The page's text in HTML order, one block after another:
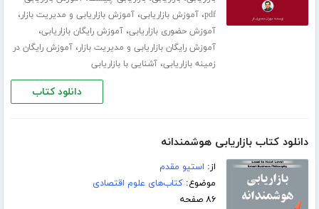
pdf،آموزش بازاریابی،آموزش بازاریابی و مدیریت بازار،
آموزش حضوری بازاریابی،آموزش رایگان بازاریابی،
آموزش رایگان بازاریابی و مدیریت بازار،آموزش رایگان در
زمینه بازاریابی،آشنایی با بازاریابی
دانلود کتاب
دانلود کتاب بازاریابی هوشمندانه
از: استیو مقدم
موضوع:کتاب‌های علوم اقتصادی
۸۶ صفحه